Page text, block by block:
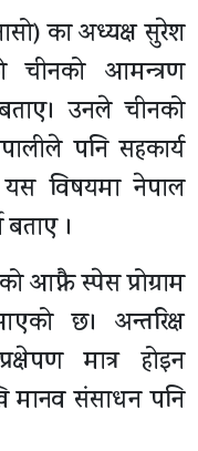
का अध्यक्ष सुरेश
चीनको आमन्त्रण
उनले चीनको
पनि सहकार्य
विषयमा नेपाल
।
आफ्नै स्पेस प्रोग्राम
छ। अन्तरिक्ष
मात्र होइन
मानव संसाधन पनि